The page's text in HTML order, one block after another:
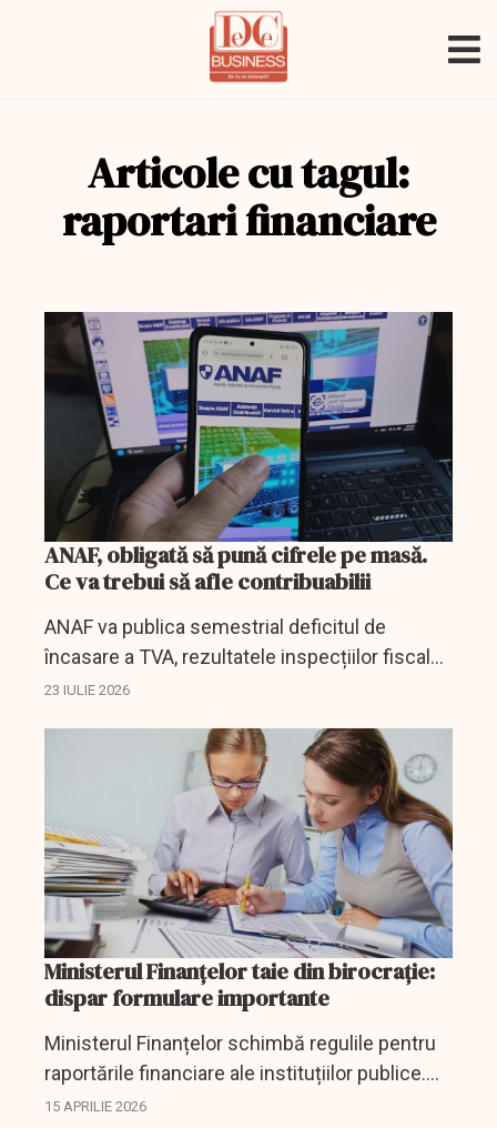
Articole cu tagul:
raportari financiare
ANAF, obligată să pună cifrele pe masă.
Ce va trebui să afle contribuabilii
ANAF va publica semestrial deficitul de
încasare a TVA, rezultatele inspecțiilor fiscale,
sumele recuperate și sesizările penale.
23 IULIE 2026
Ministerul Finanțelor taie din birocrație:
dispar formulare importante
Ministerul Finanțelor schimbă regulile pentru
raportările financiare ale instituțiilor publice.
Unele formulare sunt eliminate, iar datele vor fi
15 APRILIE 2026